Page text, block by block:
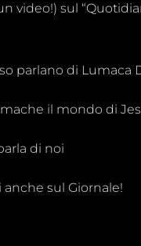
video!) sul
parlano di Lumaca
il mondo di
di noi
anche sul Giornale!